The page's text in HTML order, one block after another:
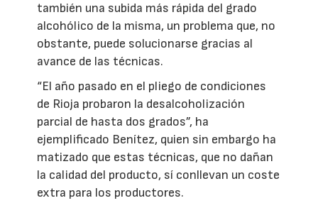
también una subida más rápida del grado
alcohólico de la misma, un problema que, no
obstante, puede solucionarse gracias al
avance de las técnicas.
“El año pasado en el pliego de condiciones
de Rioja probaron la desalcoholización
parcial de hasta dos grados”, ha
ejemplificado Benítez, quien sin embargo ha
matizado que estas técnicas, que no dañan
la calidad del producto, sí conllevan un coste
extra para los productores.